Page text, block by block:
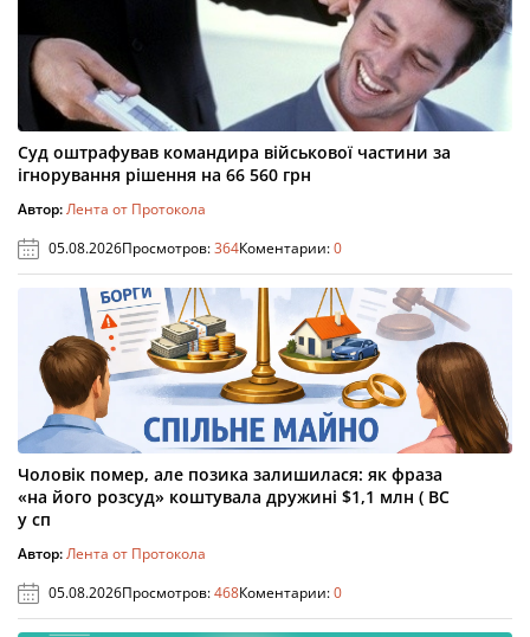
Суд оштрафував командира військової частини за
ігнорування рішення на 66 560 грн
Автор:Лента от Протокола
05.08.2026Просмотров:364Коментарии:0
Чоловік помер, але позика залишилася: як фраза
«на його розсуд» коштувала дружині $1,1 млн ( ВС
у сп
Автор:Лента от Протокола
05.08.2026Просмотров:468Коментарии:0